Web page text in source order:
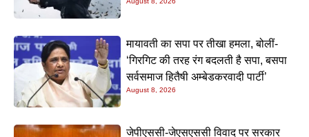
मायावती का सपा पर तीखा हमला, बोलीं-
‘गिरगिट की तरह रंग बदलती है सपा, बसपा
सर्वसमाज हितैषी अम्बेडकरवादी पार्टी’
August 8, 2026
जेपीएससी-जेएसएससी विवाद पर सरकार